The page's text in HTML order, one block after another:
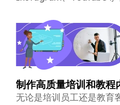
制作高质量培训和教程
无论是培训员工还是教育